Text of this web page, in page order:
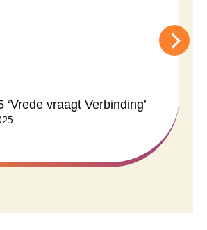
‘Vrede vraagt Verbinding’